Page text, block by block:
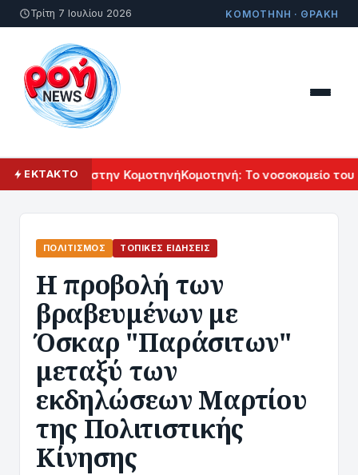
Τρίτη 7 Ιουλίου 2026 ΚΟΜΟΤΗΝΗ · ΘΡΑΚΗ
ΕΚΤΑΚΤΟστην ΚομοτηνήΚομοτηνή: Το νοσοκομείο του
ΠΟΛΙΤΙΣΜΌΣ ΤΟΠΙΚΈΣ ΕΙΔΉΣΕΙΣ
Η προβολή των
βραβευμένων με
Όσκαρ "Παράσιτων"
μεταξύ των
εκδηλώσεων Μαρτίου
της Πολιτιστικής
Κίνησης